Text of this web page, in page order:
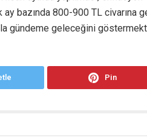
ay bazında 800-900 TL
gündeme geleceğini
Pin